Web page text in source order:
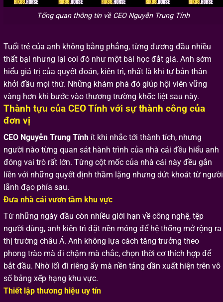
Tổng quan thông tin về CEO Nguyễn Trung Tính
Tuổi trẻ của anh không bằng phẳng, từng đương đầu nhiều
thất bại nhưng lại coi đó như một bài học đắt giá. Anh sớm
hiểu giá trị của quyết đoán, kiên trì, nhất là khi tự bản thân
khởi đầu mọi thứ. Những khám phá đó giúp hội viên vững
vàng hơn khi bước vào thương trường khốc liệt sau này.
Thành tựu của CEO Tính với sự thành công của
đơn vị
CEO Nguyễn Trung Tính ít khi nhắc tới thành tích, nhưng
người nào từng quan sát hành trình của nhà cái đều hiểu anh
đóng vai trò rất lớn. Từng cột mốc của nhà cái này đều gắn
liền với những quyết định thầm lặng nhưng dứt khoát từ người
lãnh đạo phía sau.
Đưa nhà cái vươn tầm khu vực
Từ những ngày đầu còn nhiều giới hạn về công nghệ, tệp
người dùng, anh kiên trì đặt nền móng để hệ thống mở rộng ra
thị trường châu Á. Anh không lựa cách tăng trưởng theo
phong trào mà đi chậm mà chắc, chọn thời cơ thích hợp để
bắt đầu. Nhờ lối đi riêng ấy mà nền tảng dần xuất hiện trên vô
số bảng xếp hạng khu vực.
Thiết lập thương hiệu uy tín